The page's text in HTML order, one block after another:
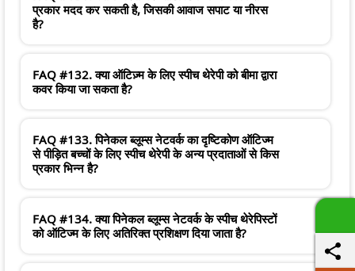
प्रकार मदद कर सकती है, जिसकी आवाज सपाट या नीरस
है?
FAQ #132. क्या ऑटिज़्म के लिए स्पीच थेरेपी को बीमा द्वारा
कवर किया जा सकता है?
FAQ #133. पिनेकल ब्लूम्स नेटवर्क का दृष्टिकोण ऑटिज्म
से पीड़ित बच्चों के लिए स्पीच थेरेपी के अन्य प्रदाताओं से किस
प्रकार भिन्न है?
FAQ #134. क्या पिनेकल ब्लूम्स नेटवर्क के स्पीच थेरेपिस्टों
को ऑटिज्म के लिए अतिरिक्त प्रशिक्षण दिया जाता है?